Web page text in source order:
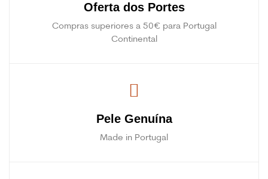
Oferta dos Portes
Compras superiores a 50€ para Portugal
Continental
Pele Genuína
Made in Portugal